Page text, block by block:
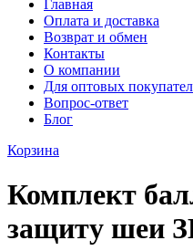
Главная
Оплата и доставка
Возврат и обмен
Контакты
О компании
Для оптовых
Вопрос-ответ
Блог
Корзина
Комплект
защиту шеи